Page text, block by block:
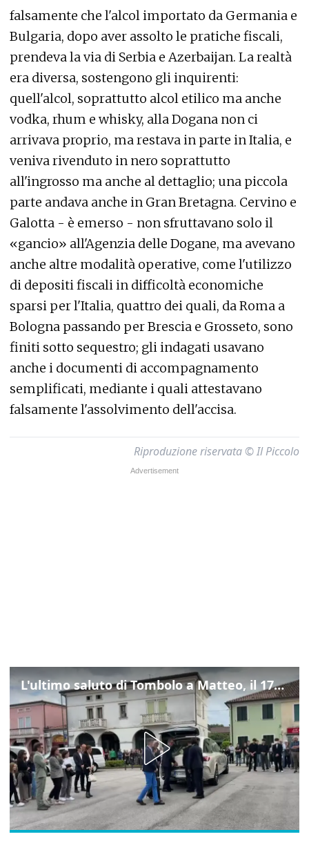
falsamente che l'alcol importato da Germania e
Bulgaria, dopo aver assolto le pratiche fiscali,
prendeva la via di Serbia e Azerbaijan. La realtà
era diversa, sostengono gli inquirenti:
quell'alcol, soprattutto alcol etilico ma anche
vodka, rhum e whisky, alla Dogana non ci
arrivava proprio, ma restava in parte in Italia, e
veniva rivenduto in nero soprattutto
all'ingrosso ma anche al dettaglio; una piccola
parte andava anche in Gran Bretagna. Cervino e
Galotta - è emerso - non sfruttavano solo il
«gancio» all'Agenzia delle Dogane, ma avevano
anche altre modalità operative, come l'utilizzo
di depositi fiscali in difficoltà economiche
sparsi per l'Italia, quattro dei quali, da Roma a
Bologna passando per Brescia e Grosseto, sono
finiti sotto sequestro; gli indagati usavano
anche i documenti di accompagnamento
semplificati, mediante i quali attestavano
falsamente l'assolvimento dell'accisa.
Riproduzione riservata © Il Piccolo
L'ultimo saluto di Tombolo a Matteo, il 17enne morto di tumore. Il video